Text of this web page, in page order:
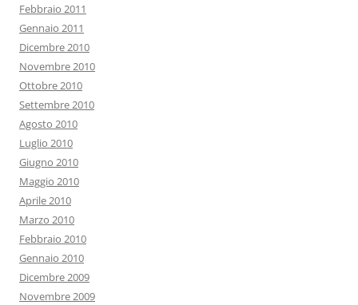
Febbraio 2011
Gennaio 2011
Dicembre 2010
Novembre 2010
Ottobre 2010
Settembre 2010
Agosto 2010
Luglio 2010
Giugno 2010
Maggio 2010
Aprile 2010
Marzo 2010
Febbraio 2010
Gennaio 2010
Dicembre 2009
Novembre 2009